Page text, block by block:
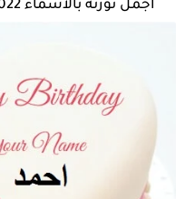
اجمل تورته بالاسماء 2022 تورتة مكتوب عليها اسم الاء